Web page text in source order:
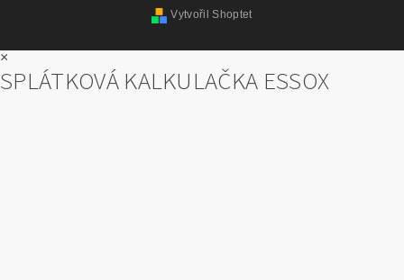
Vytvořil Shoptet
×
SPLÁTKOVÁ KALKULAČKA ESSOX